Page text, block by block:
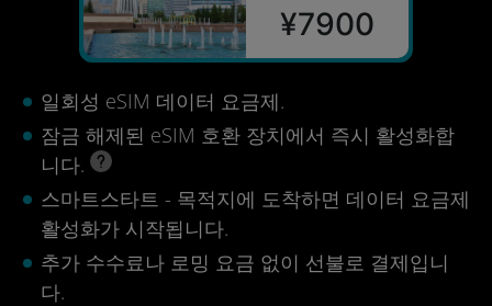
¥7900
일회성 eSIM 데이터 요금제.
잠금 해제된 eSIM 호환 장치에서 즉시 활성화합
니다.
스마트스타트 - 목적지에 도착하면 데이터 요금제
활성화가 시작됩니다.
추가 수수료나 로밍 요금 없이 선불로 결제입니
다.